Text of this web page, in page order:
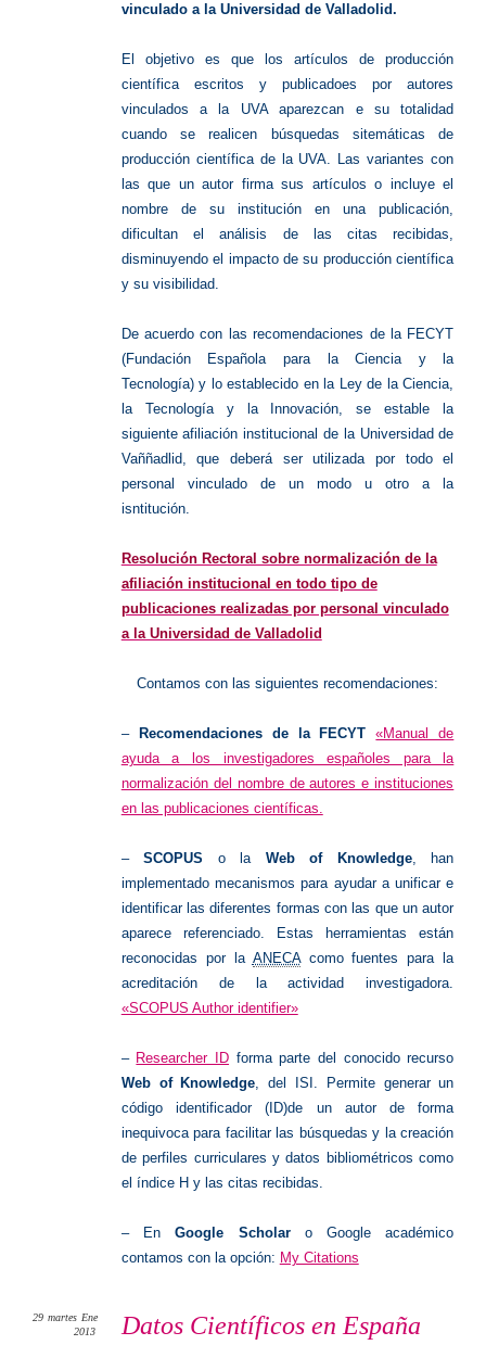
vinculado a la Universidad de Valladolid.
El objetivo es que los artículos de producción
científica escritos y publicadoes por autores
vinculados a la UVA aparezcan e su totalidad
cuando se realicen búsquedas sitemáticas de
producción científica de la UVA. Las variantes con
las que un autor firma sus artículos o incluye el
nombre de su institución en una publicación,
dificultan el análisis de las citas recibidas,
disminuyendo el impacto de su producción científica
y su visibilidad.
De acuerdo con las recomendaciones de la FECYT
(Fundación Española para la Ciencia y la
Tecnología) y lo establecido en la Ley de la Ciencia,
la Tecnología y la Innovación, se estable la
siguiente afiliación institucional de la Universidad de
Vaññadlid, que deberá ser utilizada por todo el
personal vinculado de un modo u otro a la
isntitución.
Resolución Rectoral sobre normalización de la
afiliación institucional en todo tipo de
publicaciones realizadas por personal vinculado
a la Universidad de Valladolid
Contamos con las siguientes recomendaciones:
– Recomendaciones de la FECYT
«Manual de
ayuda a los investigadores españoles para la
normalización del nombre de autores e instituciones
en las publicaciones científicas.
–SCOPUS o la Web of Knowledge, han
implementado mecanismos para ayudar a unificar e
identificar las diferentes formas con las que un autor
aparece referenciado. Estas herramientas están
reconocidas por la ANECAcomo fuentes para la
acreditación de la actividad investigadora.
«SCOPUS Author identifier»
– Researcher ID forma parte del conocido recurso
Web of Knowledge, del ISI. Permite generar un
código identificador (ID)de un autor de forma
inequivoca para facilitar las búsquedas y la creación
de perfiles curriculares y datos bibliométricos como
el índice H y las citas recibidas.
– EnGoogle Scholaro Google académico
contamos con la opción: My Citations
Datos Científicos en España
29 martes Ene
2013